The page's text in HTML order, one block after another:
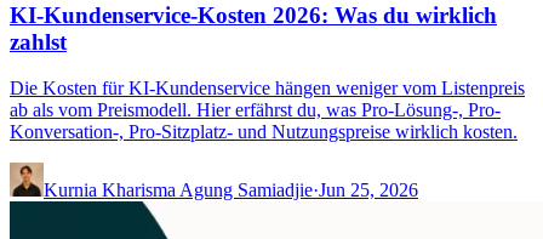
KI-Kundenservice-Kosten 2026: Was du wirklich
zahlst
Die Kosten für KI-Kundenservice hängen weniger vom Listenpreis
ab als vom Preismodell. Hier erfährst du, was Pro-Lösung-, Pro-
Konversation-, Pro-Sitzplatz- und Nutzungspreise wirklich kosten.
Kurnia Kharisma Agung Samiadjie·Jun 25, 2026